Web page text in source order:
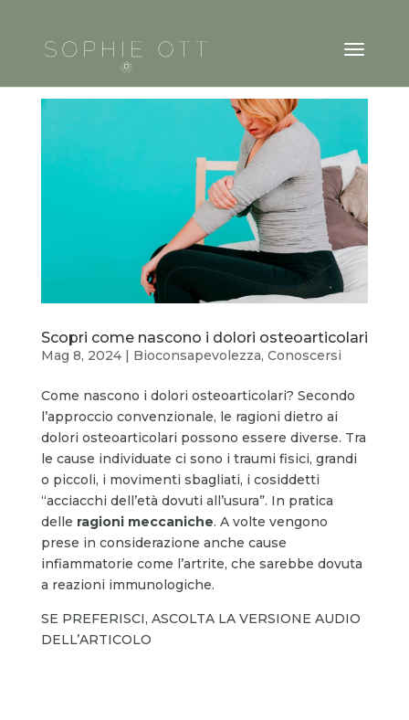
Scopri come nascono i dolori osteoarticolari
Mag 8, 2024| Bioconsapevolezza, Conoscersi
Come nascono i dolori osteoarticolari? Secondo
l’approccio convenzionale, le ragioni dietro ai
dolori osteoarticolari possono essere diverse. Tra
le cause individuate ci sono i traumi fisici, grandi
o piccoli, i movimenti sbagliati, i cosiddetti
“acciacchi dell’età dovuti all’usura”. In pratica
delle ragioni meccaniche. A volte vengono
prese in considerazione anche cause
infiammatorie come l’artrite, che sarebbe dovuta
a reazioni immunologiche.
SE PREFERISCI, ASCOLTA LA VERSIONE AUDIO
DELL’ARTICOLO